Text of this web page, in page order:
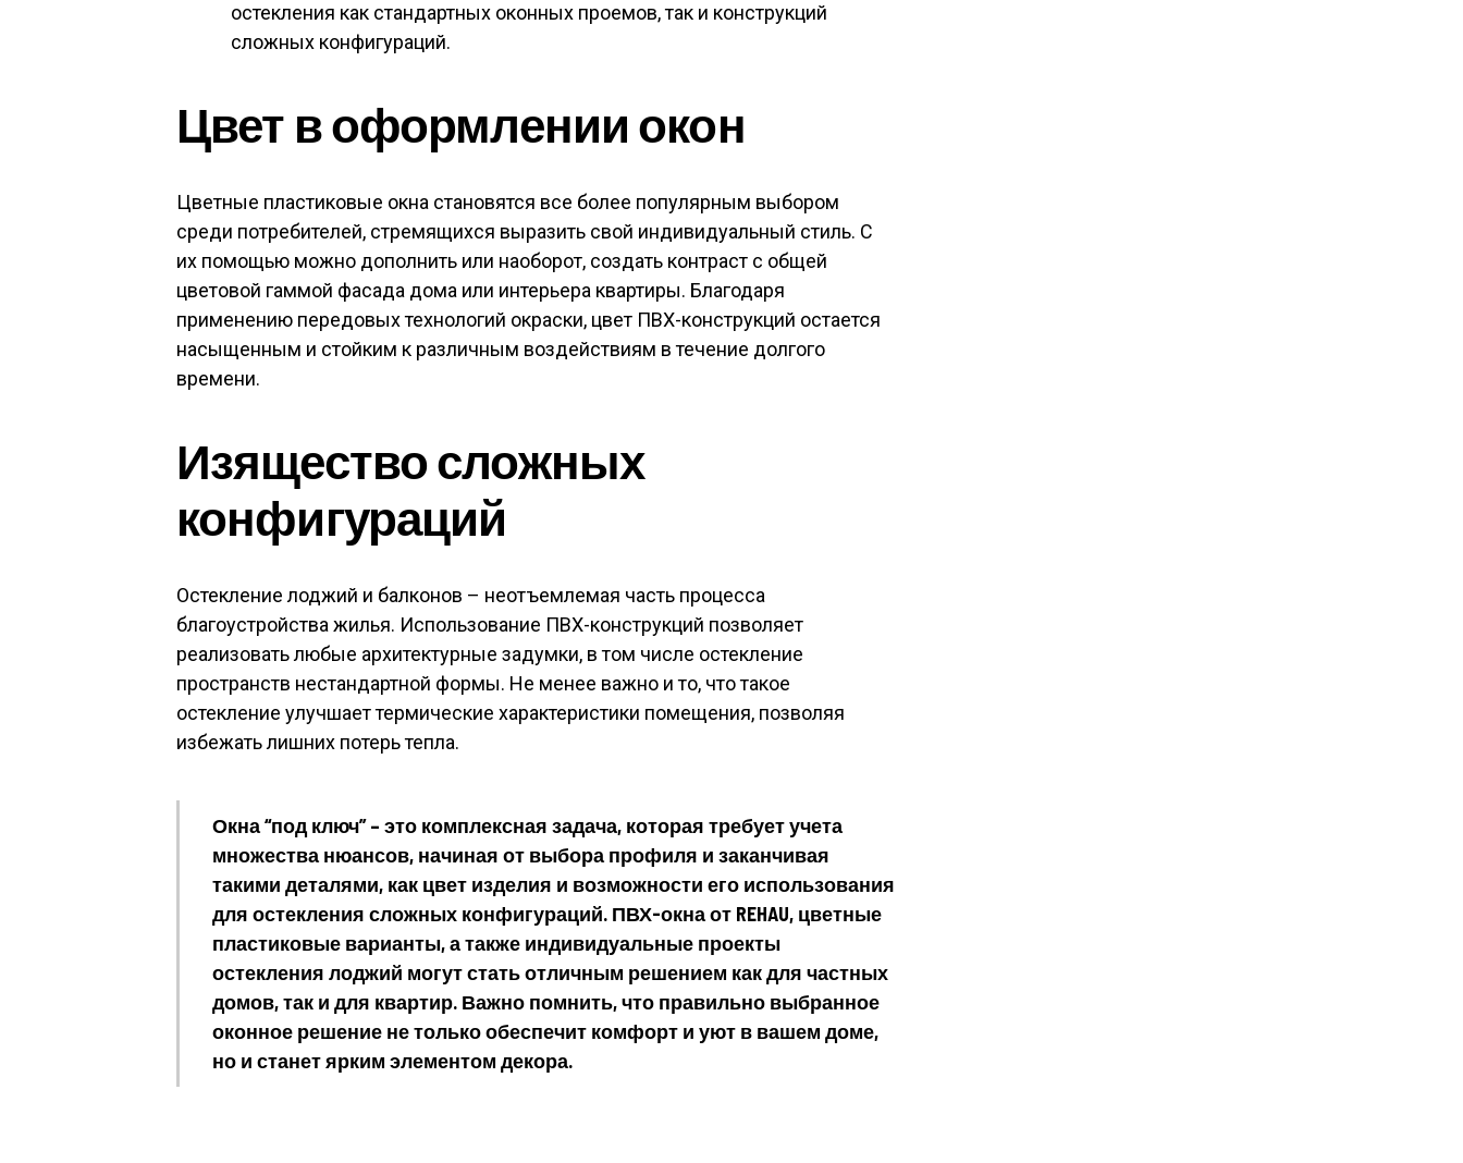
остекления как стандартных оконных проемов, так и конструкций
сложных конфигураций.
Цвет в оформлении окон
Цветные пластиковые окна становятся все более популярным выбором
среди потребителей, стремящихся выразить свой индивидуальный стиль. С
их помощью можно дополнить или наоборот, создать контраст с общей
цветовой гаммой фасада дома или интерьера квартиры. Благодаря
применению передовых технологий окраски, цвет ПВХ-конструкций остается
насыщенным и стойким к различным воздействиям в течение долгого
времени.
Изящество сложных
конфигураций
Остекление лоджий и балконов – неотъемлемая часть процесса
благоустройства жилья. Использование ПВХ-конструкций позволяет
реализовать любые архитектурные задумки, в том числе остекление
пространств нестандартной формы. Не менее важно и то, что такое
остекление улучшает термические характеристики помещения, позволяя
избежать лишних потерь тепла.
Окна “под ключ” – это комплексная задача, которая требует учета
множества нюансов, начиная от выбора профиля и заканчивая
такими деталями, как цвет изделия и возможности его использования
для остекления сложных конфигураций. ПВХ-окна от REHAU, цветные
пластиковые варианты, а также индивидуальные проекты
остекления лоджий могут стать отличным решением как для частных
домов, так и для квартир. Важно помнить, что правильно выбранное
оконное решение не только обеспечит комфорт и уют в вашем доме,
но и станет ярким элементом декора.